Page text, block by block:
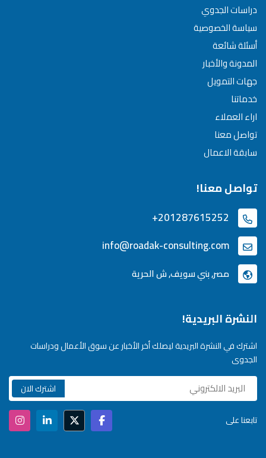
دراسات الجدوي
سياسة الخصوصية
أسئلة شائعة
المدونة والأخبار
جهات التمويل
خدماتنا
اراء العملاء
تواصل معنا
سابقة الاعمال
تواصل معنا!
+201287615252
info@roadak-consulting.com
مصر, بني سويف, ش الحرية
النشرة البريدية!
اشترك في النشرة البريدية ليصلك أخر الأخبار عن سوق الأعمال ودراسات
الجدوى
تابعنا على